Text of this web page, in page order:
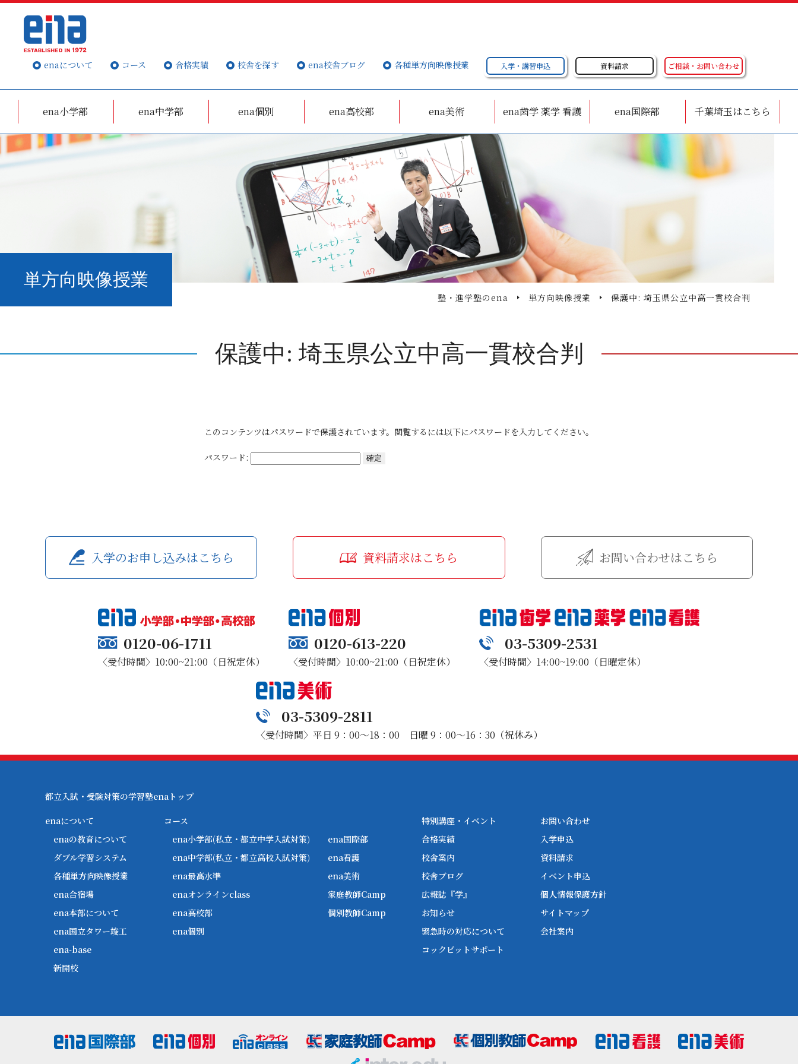
enaについて コース 合格実績 校舎を探す ena校舎ブログ 各種単方向映像授業 入学・講習申込 資料請求 ご相談・お問い合わせ
ena小学部 ena中学部 ena個別 ena高校部 ena美術 ena歯学 薬学 看護 ena国際部 千葉埼玉はこちら
単方向映像授業
塾・進学塾のena 単方向映像授業 保護中: 埼玉県公立中高一貫校合判
保護中: 埼玉県公立中高一貫校合判
このコンテンツはパスワードで保護されています。閲覧するには以下にパスワードを入力してください。
パスワード:
入学のお申し込みはこちら 資料請求はこちら お問い合わせはこちら
0120-06-1711
〈受付時間〉10:00~21:00（日祝定休）
0120-613-220
〈受付時間〉10:00~21:00（日祝定休）
03-5309-2531
〈受付時間〉14:00~19:00（日曜定休）
03-5309-2811
〈受付時間〉平日 9：00～18：00 日曜 9：00～16：30（祝休み）
都立入試・受験対策の学習塾enaトップ
enaについて
enaの教育について
ダブル学習システム
各種単方向映像授業
ena合宿場
ena本部について
ena国立タワー竣工
ena-base
新開校
コース
ena小学部(私立・都立中学入試対策)
ena中学部(私立・都立高校入試対策)
ena最高水準
enaオンラインclass
ena高校部
ena個別
ena国際部
ena看護
ena美術
家庭教師Camp
個別教師Camp
特別講座・イベント
合格実績
校舎案内
校舎ブログ
広報誌『学』
お知らせ
緊急時の対応について
コックピットサポート
お問い合わせ
入学申込
資料請求
イベント申込
個人情報保護方針
サイトマップ
会社案内